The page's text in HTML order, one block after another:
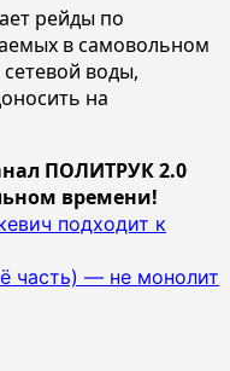
рейды по
в самовольном
воды,
на
ПОЛИТРУК 2.0
времени!
подходит к
часть) — не монолит